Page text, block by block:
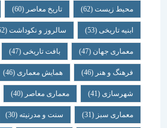
محیط زیست(62) تاریخ معاصر(60)
ابنیه تاریخی(53) سالروز و نکوداشت(52)
معماری جهان(47) بافت تاریخی(47)
فرهنگ و هنر(46) همایش معماری(46)
شهرسازی(41) معماری معاصر(40)
معماری سبز(31) سنت و مدرنیته(30)